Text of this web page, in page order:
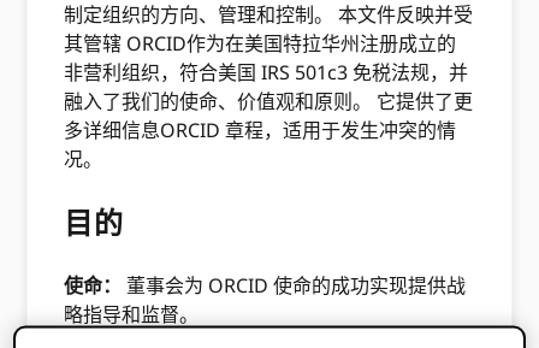
制定组织的方向、管理和控制。 本文件反映并受
其管辖 ORCID作为在美国特拉华州注册成立的
非营利组织，符合美国 IRS 501c3 免税法规，并
融入了我们的使命、价值观和原则。 它提供了更
多详细信息​ORCID 章程，适用于发生冲突的情
况。
目的
使命： 董事会为 O​RCID 使命的成功实现提供战
略指导和监督。